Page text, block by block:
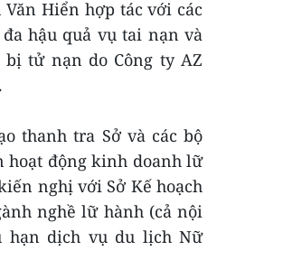
Hiển hợp tác với các
hậu quả vụ tai nạn và
tử nạn do Công ty AZ
thanh tra Sở và các bộ
hoạt động kinh doanh lữ
nghị với Sở Kế hoạch
nghề lữ hành (cả nội
hạn dịch vụ du lịch Nữ